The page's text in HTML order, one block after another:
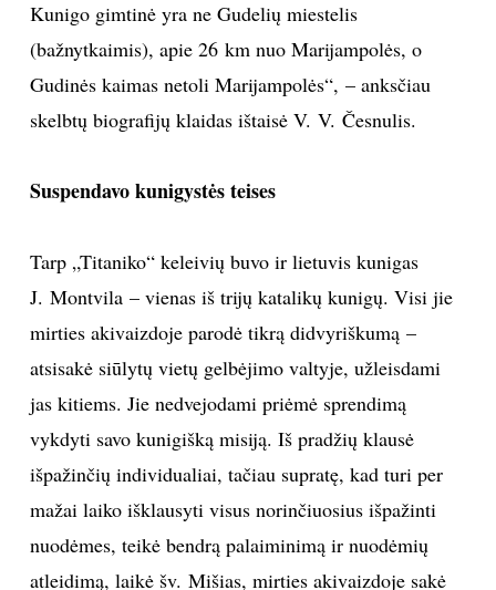
Kunigo gimtinė yra ne Gudelių miestelis
(bažnytkaimis), apie 26 km nuo Marijampolės, o
Gudinės kaimas netoli Marijampolės“, – anksčiau
skelbtų biografijų klaidas ištaisė V. V. Česnulis.
Suspendavo kunigystės teises
Tarp „Titaniko“ keleivių buvo ir lietuvis kunigas
J. Montvila – vienas iš trijų katalikų kunigų. Visi jie
mirties akivaizdoje parodė tikrą didvyriškumą –
atsisakė siūlytų vietų gelbėjimo valtyje, užleisdami
jas kitiems. Jie nedvejodami priėmė sprendimą
vykdyti savo kunigišką misiją. Iš pradžių klausė
išpažinčių individualiai, tačiau supratę, kad turi per
mažai laiko išklausyti visus norinčiuosius išpažinti
nuodėmes, teikė bendrą palaiminimą ir nuodėmių
atleidimą, laikė šv. Mišias, mirties akivaizdoje sakė